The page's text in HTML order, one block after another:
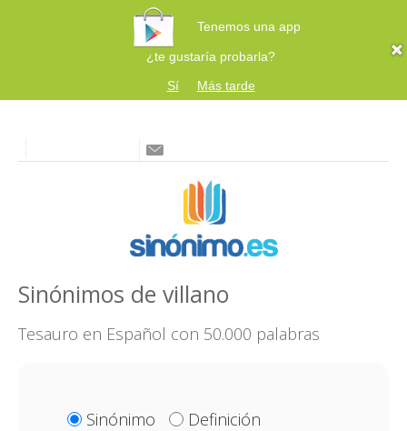
Tenemos una app
¿te gustaría probarla?
Sí
Más tarde
Sinónimos de villano
Tesauro en Español con 50.000 palabras
Sinónimo
Definición